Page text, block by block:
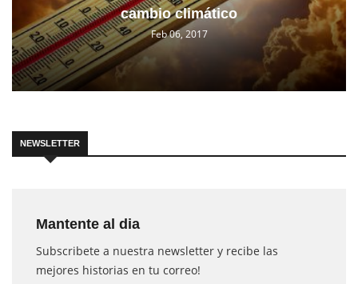
cambio climático
Feb 06, 2017
NEWSLETTER
Mantente al dia
Subscribete a nuestra newsletter y recibe las
mejores historias en tu correo!